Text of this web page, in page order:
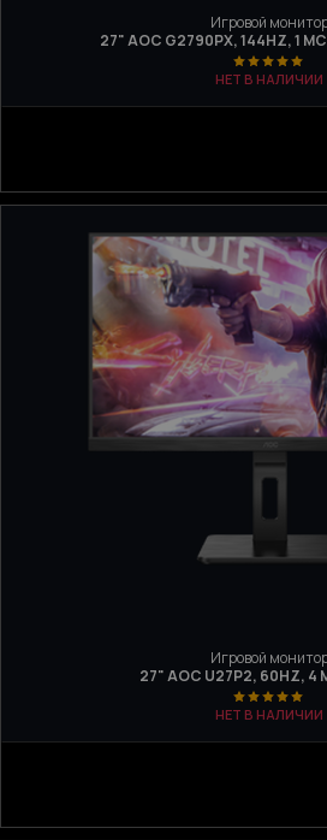
Игровой
27" AOC G2790PX, 144HZ, 1
НЕТ В НАЛИЧИИ
Игровой
27" AOC U27P2, 60HZ, 4
НЕТ В НАЛИЧИИ